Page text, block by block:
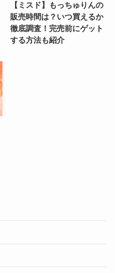
【ミスド】もっちゅりんの
販売時間は？いつ買えるか
徹底調査！完売前にゲット
する方法も紹介